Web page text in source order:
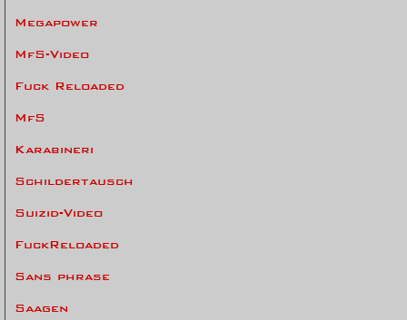
Megapower
MfS-Video
Fuck Reloaded
MfS
Karabineri
Schildertausch
Suizid-Video
FuckReloaded
Sans phrase
Saagen